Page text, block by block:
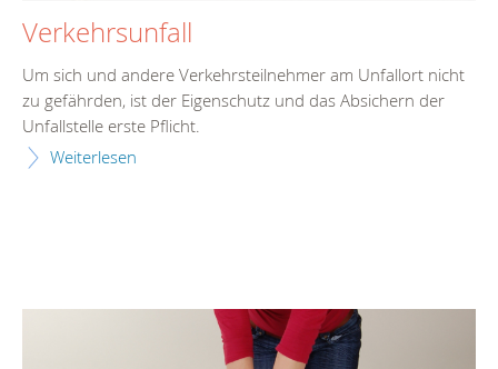
Verkehrsunfall
Um sich und andere Verkehrsteilnehmer am Unfallort nicht
zu gefährden, ist der Eigenschutz und das Absichern der
Unfallstelle erste Pflicht.
Weiterlesen